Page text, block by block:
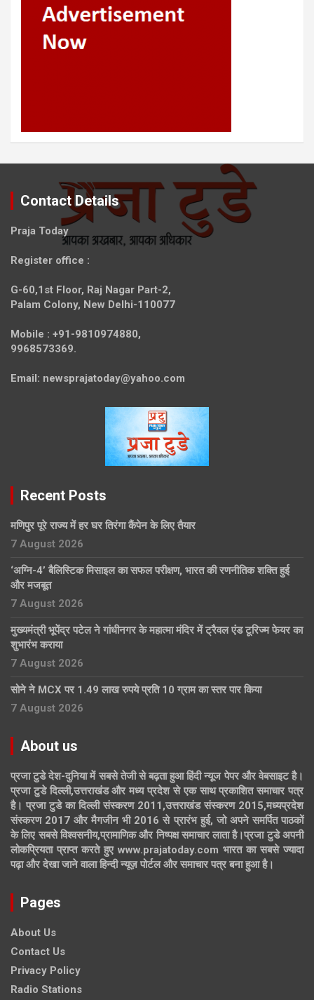
Contact Details
Praja Today
Register office :
G-60,1st Floor, Raj Nagar Part-2,
Palam Colony, New Delhi-110077
Mobile : +91-9810974880,
9968573369.
Email: newsprajatoday@yahoo.com
Recent Posts
मणिपुर पूरे राज्य में हर घर तिरंगा कैंपेन के लिए तैयार
7 August 2026
‘अग्नि-4’ बैलिस्टिक मिसाइल का सफल परीक्षण, भारत की रणनीतिक शक्ति हुई
और मजबूत
7 August 2026
मुख्यमंत्री भूपेंद्र पटेल ने गांधीनगर के महात्मा मंदिर में ट्रैवल एंड टूरिज्म फेयर का
शुभारंभ कराया
7 August 2026
सोने ने MCX पर 1.49 लाख रुपये प्रति 10 ग्राम का स्तर पार किया
7 August 2026
About us
प्रजा टुडे देश-दुनिया में सबसे तेजी से बढ़ता हुआ हिंदी न्यूज पेपर और वेबसाइट है।
प्रजा टुडे दिल्ली,उत्तराखंड और मध्य प्रदेश से एक साथ प्रकाशित समाचार पत्र
है। प्रजा टुडे का दिल्ली संस्करण 2011,उत्तराखंड संस्करण 2015,मध्यप्रदेश
संस्करण 2017 और मैगजीन भी 2016 से प्रारंभ हुई, जो अपने समर्पित पाठकों
के लिए सबसे विश्वसनीय,प्रामाणिक और निष्पक्ष समाचार लाता है।प्रजा टुडे अपनी
लोकप्रियता प्राप्त करते हुए www.prajatoday.com भारत का सबसे ज्यादा
पढ़ा और देखा जाने वाला हिन्दी न्यूज़ पोर्टल और समाचार पत्र बना हुआ है।
Pages
About Us
Contact Us
Privacy Policy
Radio Stations